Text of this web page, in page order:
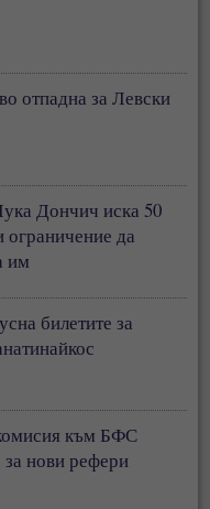
отпадна за Левски
Дончич иска 50
ограничение да
им
билетите за
към БФС
за нови рефери